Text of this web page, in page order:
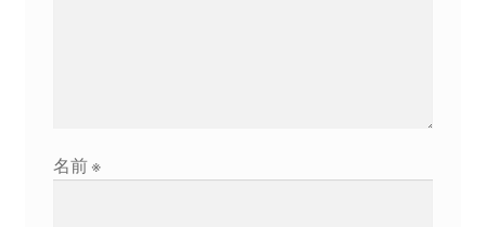
ギャラリー_2024.3.10
名前※